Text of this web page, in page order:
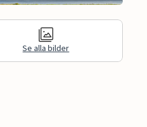
Se alla bilder